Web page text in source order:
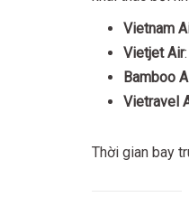
Vietnam
Vietjet Air
Bamboo
Vietravel
Thời gian bay